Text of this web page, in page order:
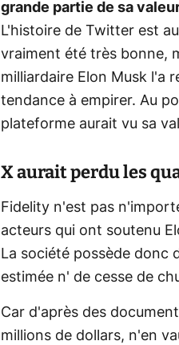
grande partie de sa
L'histoire de Twitter est
vraiment été très bonne,
milliardaire Elon Musk l'a
tendance à empirer. Au
plateforme aurait vu sa
X aurait perdu les
Fidelity n'est pas
acteurs qui ont soutenu
La société possède donc
estimée n' de cesse de
Car d'après des
millions de dollars, n'en